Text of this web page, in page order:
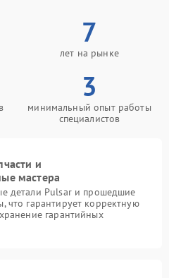
7
лет на рынке
3
минимальный опыт работы
специалистов
и
мастера
детали Pulsar и прошедшие
что гарантирует корректную
гарантийных